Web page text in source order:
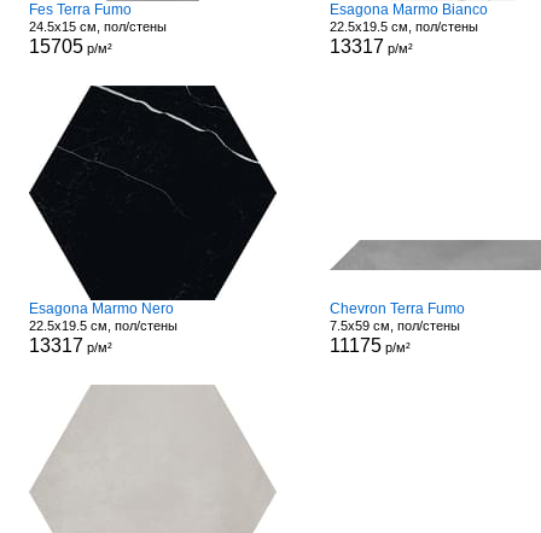
Fes Terra Fumo
24.5x15 см, пол/стены
15705р/м²
Esagona Marmo Bianco
22.5x19.5 см, пол/стены
13317 р/м²
Esagona Marmo Nero
22.5x19.5 см, пол/стены
13317 р/м²
Chevron Terra Fumo
7.5x59 см, пол/стены
11175р/м²